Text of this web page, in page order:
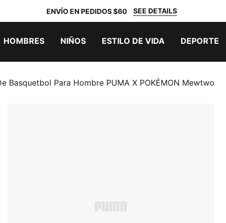
ENVÍO EN PEDIDOS $60 SEE DETAILS
HOMBRES NIÑOS ESTILO DE VIDA DEPORTE
Basquetbol Para Hombre PUMA X POKÉMON Mewtwo